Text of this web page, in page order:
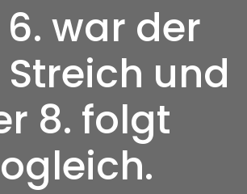
6. war der
und
8. folgt